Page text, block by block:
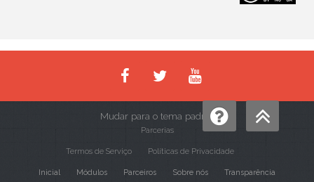
Mudar para o tema padrão
Parcerias
Termos de Serviço Políticas de Privacidade
Inicial Módulos Parceiros Sobre nós Transparência